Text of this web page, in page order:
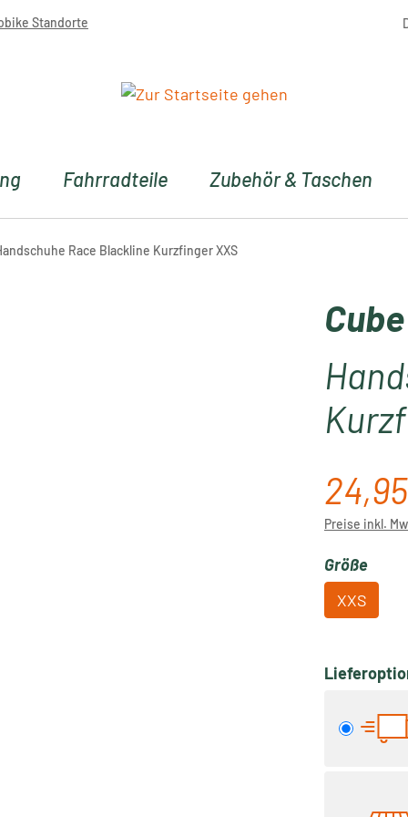
Standorte
Fahrradteile Zubehör & Taschen
Race Blackline Kurzfinger XXS
Cube
Regulärer
Preise inkl.
Größe
XXS